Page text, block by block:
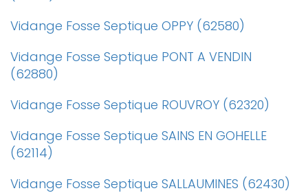
Vidange Fosse Septique OPPY (62580)
Vidange Fosse Septique PONT A VENDIN
(62880)
Vidange Fosse Septique ROUVROY (62320)
Vidange Fosse Septique SAINS EN GOHELLE
(62114)
Vidange Fosse Septique SALLAUMINES (62430)